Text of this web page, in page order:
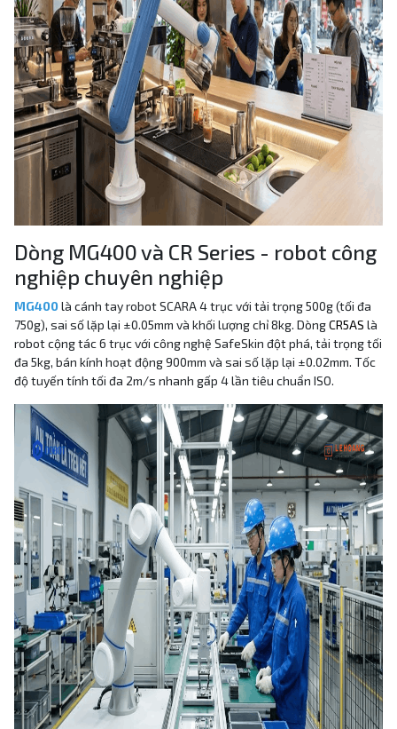
Dòng MG400 và CR Series - robot công
nghiệp chuyên nghiệp
MG400là cánh tay robot SCARA 4 trục với tải trọng 500g (tối đa
750g), sai số lặp lại ±0.05mm và khối lượng chỉ 8kg. DòngCR5AS là
robot cộng tác 6 trục với công nghệ SafeSkin đột phá, tải trọng tối
đa 5kg, bán kính hoạt động 900mm và sai số lặp lại ±0.02mm. Tốc
độ tuyến tính tối đa 2m/s nhanh gấp 4 lần tiêu chuẩn ISO.